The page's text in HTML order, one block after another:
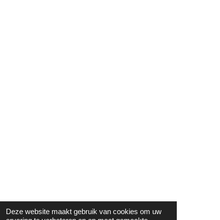
Deze website maakt gebruik van cookies om uw